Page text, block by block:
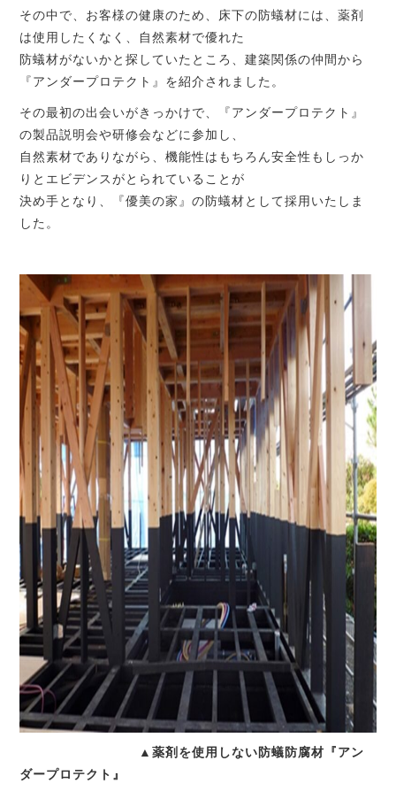
その中で、お客様の健康のため、床下の防蟻材には、薬剤
は使用したくなく、自然素材で優れた
防蟻材がないかと探していたところ、建築関係の仲間から
『アンダープロテクト』を紹介されました。
その最初の出会いがきっかけで、『アンダープロテクト』
の製品説明会や研修会などに参加し、
自然素材でありながら、機能性はもちろん安全性もしっか
りとエビデンスがとられていることが
決め手となり、『優美の家』の防蟻材として採用いたしま
した。
▲薬剤を使用しない防蟻防腐材『アン
ダープロテクト』